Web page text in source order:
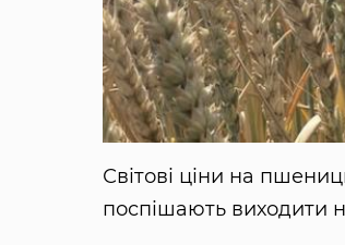
Світові ціни на
поспішають виходити